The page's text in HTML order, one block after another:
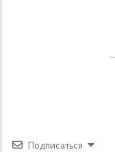
Подписаться